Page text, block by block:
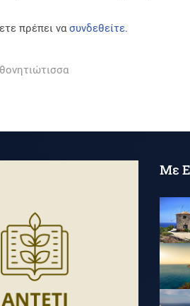
πρέπει νασυνδεθείτε.
Με